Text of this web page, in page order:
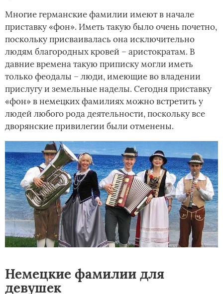
Многие германские фамилии имеют в начале
приставку «фон». Иметь такую было очень почетно,
поскольку присваивалась она исключительно
людям благородных кровей – аристократам. В
давние времена такую приписку могли иметь
только феодалы – люди, имеющие во владении
прислугу и земельные наделы. Сегодня приставку
«фон» в немецких фамилиях можно встретить у
людей любого рода деятельности, поскольку все
дворянские привилегии были отменены.
Немецкие фамилии для
девушек